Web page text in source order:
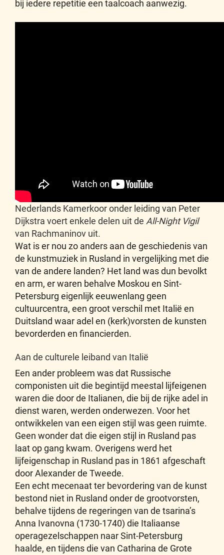
bij iedere repetitie een taalcoach aanwezig.
Nederlands Kamerkoor onder leiding van Peter
Dijkstra voert enkele delen uit de All-Night Vigil
van Rachmaninov uit.
Wat is er nou zo anders aan de geschiedenis van
de kunstmuziek in Rusland in vergelijking met die
van de andere landen? Het land was dun bevolkt
en arm, er waren behalve Moskou en Sint-
Petersburg eigenlijk eeuwenlang geen
cultuurcentra, een groot verschil met Italië en
Duitsland waar adel en (kerk)vorsten de kunsten
bevorderden en financierden.
Aan de culturele leiband van Italië
Een ander probleem was dat Russische
componisten uit die begintijd meestal lijfeigenen
waren die door de Italianen, die bij de rijke adel in
dienst waren, werden onderwezen. Voor het
ontwikkelen van een eigen stijl was geen ruimte.
Geen wonder dat die eigen stijl in Rusland pas
laat op gang kwam. Overigens werd het
lijfeigenschap in Rusland pas in 1861 afgeschaft
door Alexander de Tweede.
Een echt mecenaat ter bevordering van de kunst
bestond niet in Rusland onder de grootvorsten,
behalve tijdens de regeringen van de tsarina’s
Anna Ivanovna (1730-1740) die Italiaanse
operagezelschappen naar Sint-Petersburg
haalde, en tijdens die van Catharina de Grote